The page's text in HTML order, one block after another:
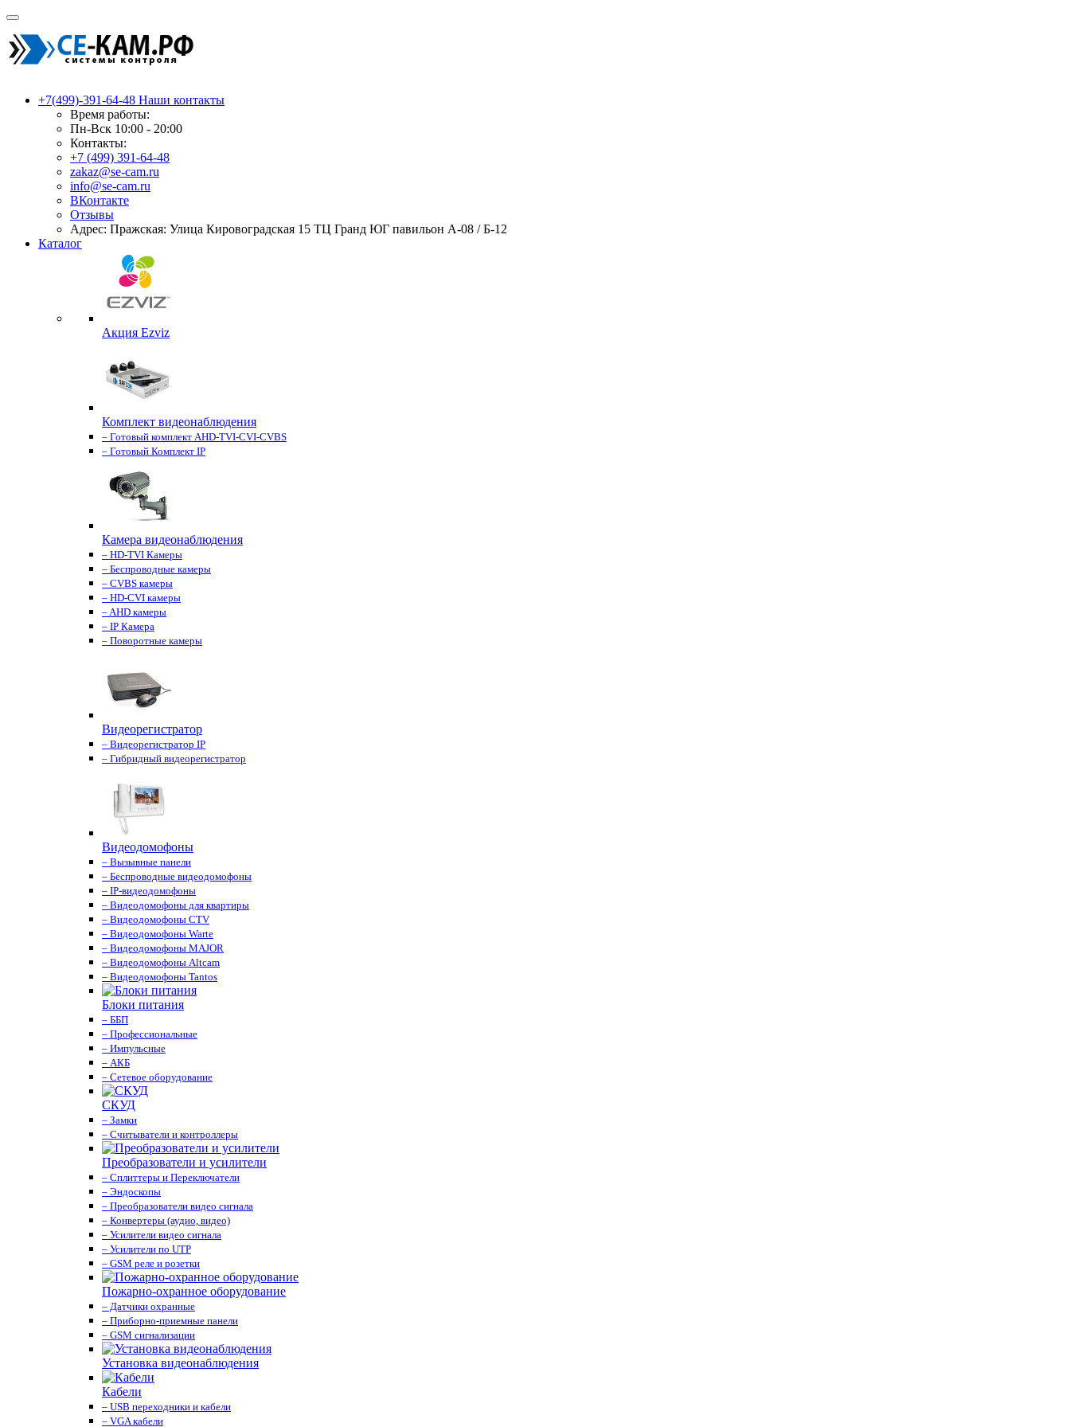
+7(499)-391-64-48 Наши контакты
Время работы:
Пн-Вск 10:00 - 20:00
Контакты:
+7 (499) 391-64-48
zakaz@se-cam.ru
info@se-cam.ru
ВКонтакте
Отзывы
Адрес: Пражская: Улица Кировоградская 15 ТЦ Гранд ЮГ павильон А-08 / Б-12
Каталог
Акция Ezviz
Комплект видеонаблюдения
– Готовый комплект AHD-TVI-CVI-CVBS
– Готовый Комплект IP
Камера видеонаблюдения
– HD-TVI Камеры
– Беспроводные камеры
– CVBS камеры
– HD-CVI камеры
– AHD камеры
– IP Камера
– Поворотные камеры
Видеорегистратор
– Видеорегистратор IP
– Гибридный видеорегистратор
Видеодомофоны
– Вызывные панели
– Беспроводные видеодомофоны
– IP-видеодомофоны
– Видеодомофоны для квартиры
– Видеодомофоны CTV
– Видеодомофоны Warte
– Видеодомофоны MAJOR
– Видеодомофоны Altcam
– Видеодомофоны Tantos
Блоки питания
– ББП
– Профессиональные
– Импульсные
– АКБ
– Сетевое оборудование
СКУД
– Замки
– Считыватели и контроллеры
Преобразователи и усилители
– Сплиттеры и Переключатели
– Эндоскопы
– Преобразователи видео сигнала
– Конвертеры (аудио, видео)
– Усилители видео сигнала
– Усилители по UTP
– GSM реле и розетки
Пожарно-охранное оборудование
– Датчики охранные
– Приборно-приемные панели
– GSM сигнализации
Установка видеонаблюдения
Кабели
– USB переходники и кабели
– VGA кабели